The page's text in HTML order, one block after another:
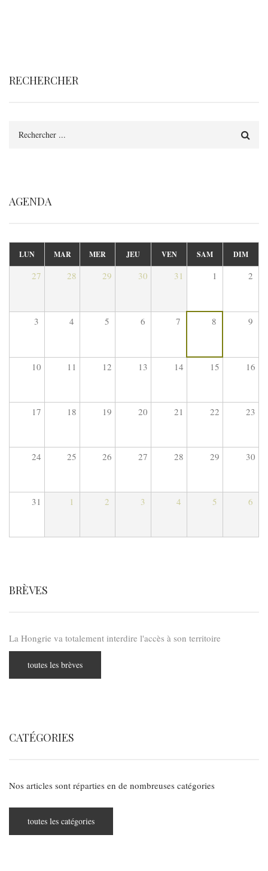
RECHERCHER
AGENDA
LUN MAR MER JEU VEN SAM DIM
27 28 29 30 31 1 2
3 4 5 6 7 8 9
10 11 12 13 14 15 16
17 18 19 20 21 22 23
24 25 26 27 28 29 30
31 1 2 3 4 5 6
BRÈVES
La Hongrie va totalement interdire l'accès à son territoire
toutes les brèves
CATÉGORIES
Nos articles sont réparties en de nombreuses catégories
toutes les catégories